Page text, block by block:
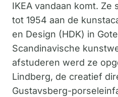
IKEA vandaan komt. Ze
tot 1954 aan de
en Design (HDK) in
Scandinavische
afstuderen werd ze
Lindberg, de creatief
Gustavsberg-